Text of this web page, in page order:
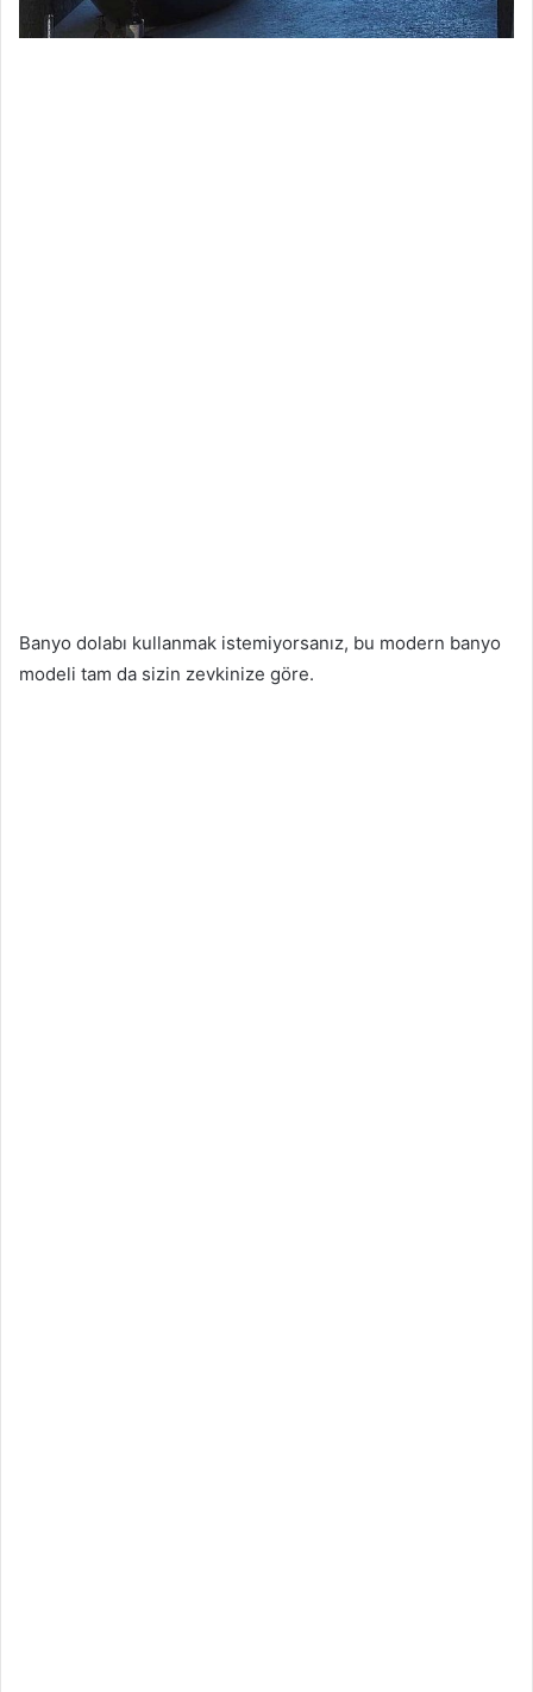
Banyo dolabı kullanmak istemiyorsanız, bu modern banyo
modeli tam da sizin zevkinize göre.